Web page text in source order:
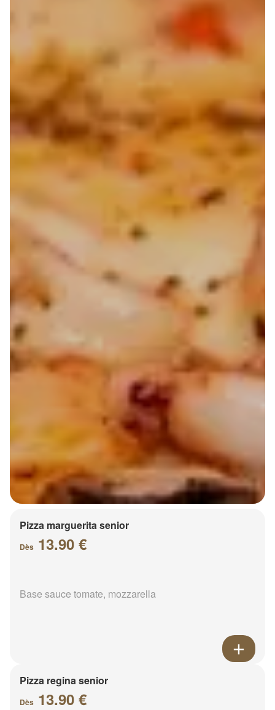
Pizza marguerita senior
Dès 13.90 €
Base sauce tomate, mozzarella
Pizza regina senior
Dès 13.90 €